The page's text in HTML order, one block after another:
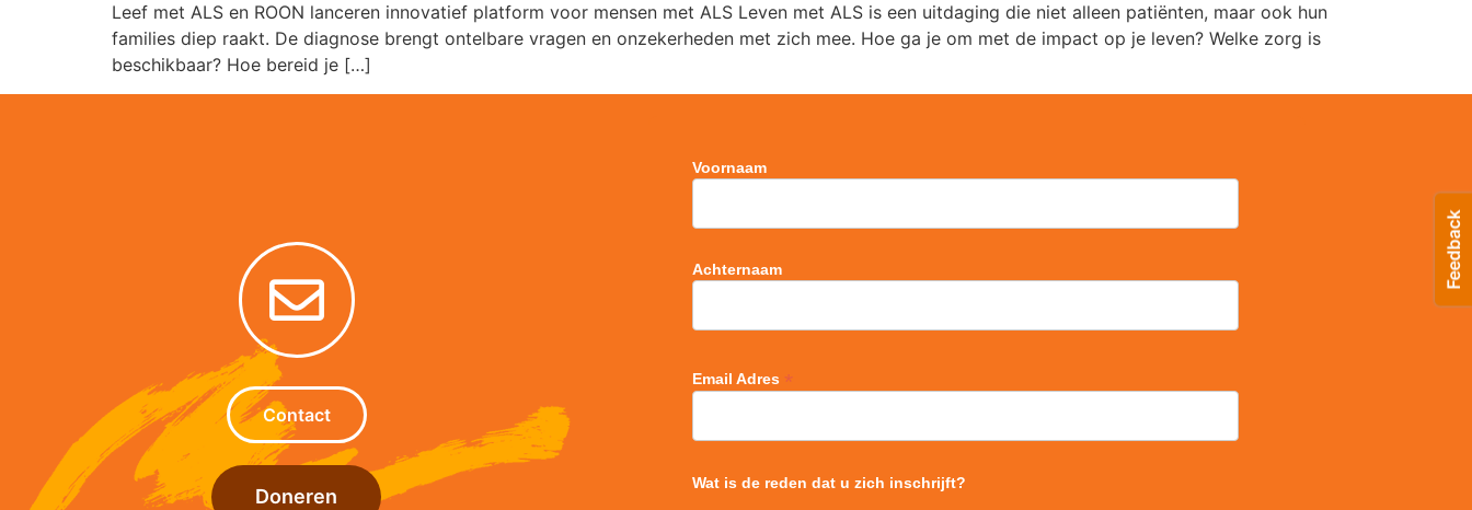
Leef met ALS en ROON lanceren innovatief platform voor mensen met ALS Leven met ALS is een uitdaging die niet alleen patiënten, maar ook hun
families diep raakt. De diagnose brengt ontelbare vragen en onzekerheden met zich mee. Hoe ga je om met de impact op je leven? Welke zorg is
beschikbaar? Hoe bereid je […]
Contact
Doneren
Voornaam
Achternaam
Email Adres *
Wat is de reden dat u zich inschrijft?